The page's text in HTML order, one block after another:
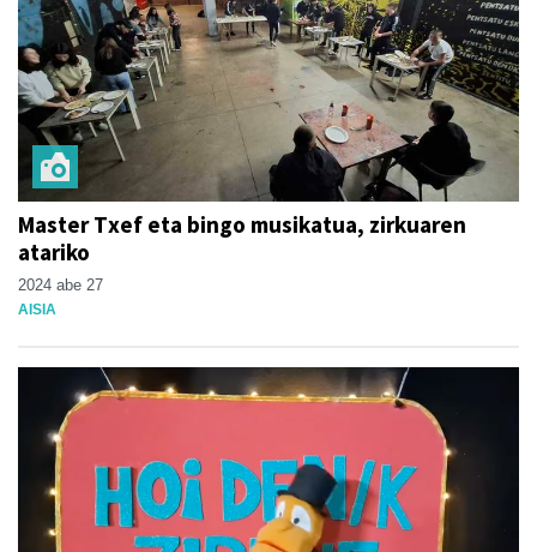
Master Txef eta bingo musikatua, zirkuaren
atariko
2024 abe 27
AISIA